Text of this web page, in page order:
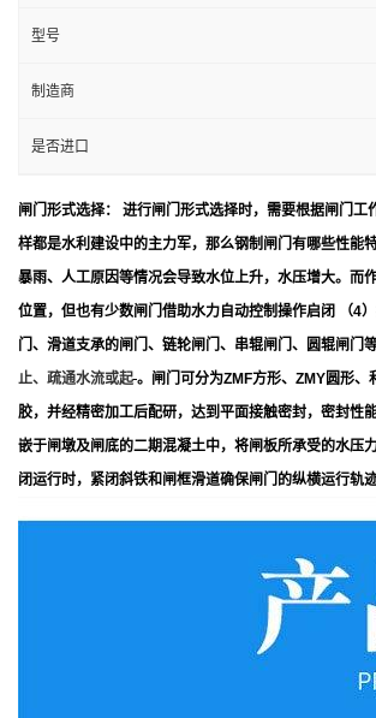
型号
制造商
是否进口
闸门形式选择： 进行闸门形式选择时，需要根据闸门
样都是水利建设中的主力军，那么钢制闸门有哪些性能
暴雨、人工原因等情况会导致水位上升，水压增大。而
位置，但也有少数闸门借助水力自动控制操作启闭 （4
门、滑道支承的闸门、链轮闸门、串辊闸门、圆辊闸
止、疏通水流或起 。闸门可分为ZMF方形、ZMY圆形
胶，并经精密加工后配研，达到平面接触密封，密封性
嵌于闸墩及闸底的二期混凝土中，将闸板所承受的水压
闭运行时，紧闭斜铁和闸框滑道确保闸门的纵横运行轨